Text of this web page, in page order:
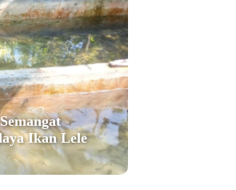
Ikan Lele